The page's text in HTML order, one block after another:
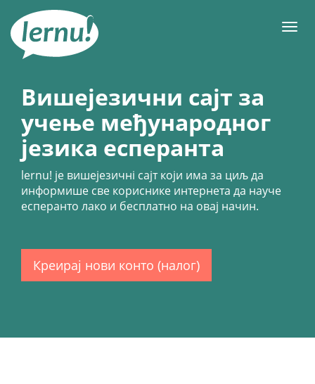
садржају
Вишејезични сајт за
учење међународног
језика есперанта
lernu! је вишејезичнi сајт који има за циљ да
информише све кориснике интернета да науче
есперанто лако и бесплатно на овај начин.
Креирај нови конто (налог)